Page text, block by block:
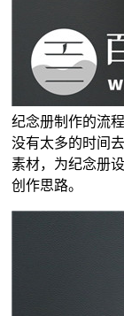
纪念册制作的流
没有太多的时间
素材，为纪念册
创作思路。